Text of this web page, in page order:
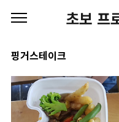
초보 프
핑거스테이크